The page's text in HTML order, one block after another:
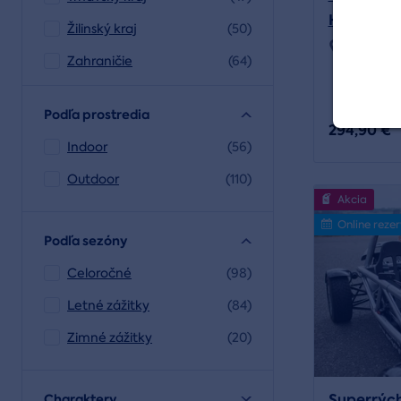
Žilinský kraj
(50)
Zahraničie
(64)
Podľa prostredia
Indoor
(56)
Outdoor
(110)
Podľa sezóny
Celoročné
(98)
Letné zážitky
(84)
Zimné zážitky
(20)
Hotel
294,90 €
Akcia
Online